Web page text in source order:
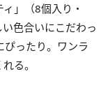
」（8個入り・
色合いにこだわっ
ったり。ワンラ
る。